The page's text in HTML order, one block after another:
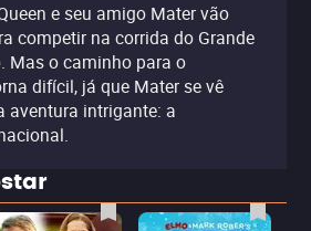
e seu amigo Mater vão
competir na corrida do Grande
Mas o caminho para o
difícil, já que Mater se vê
aventura intrigante: a